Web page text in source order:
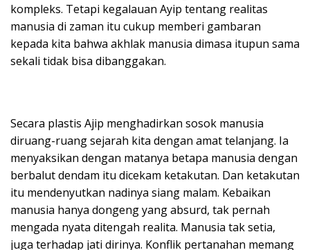
kompleks. Tetapi kegalauan Ayip tentang realitas
manusia di zaman itu cukup memberi gambaran
kepada kita bahwa akhlak manusia dimasa itupun sama
sekali tidak bisa dibanggakan.
Secara plastis Ajip menghadirkan sosok manusia
diruang-ruang sejarah kita dengan amat telanjang. Ia
menyaksikan dengan matanya betapa manusia dengan
berbalut dendam itu dicekam ketakutan. Dan ketakutan
itu mendenyutkan nadinya siang malam. Kebaikan
manusia hanya dongeng yang absurd, tak pernah
mengada nyata ditengah realita. Manusia tak setia,
juga terhadap jati dirinya. Konflik pertanahan memang